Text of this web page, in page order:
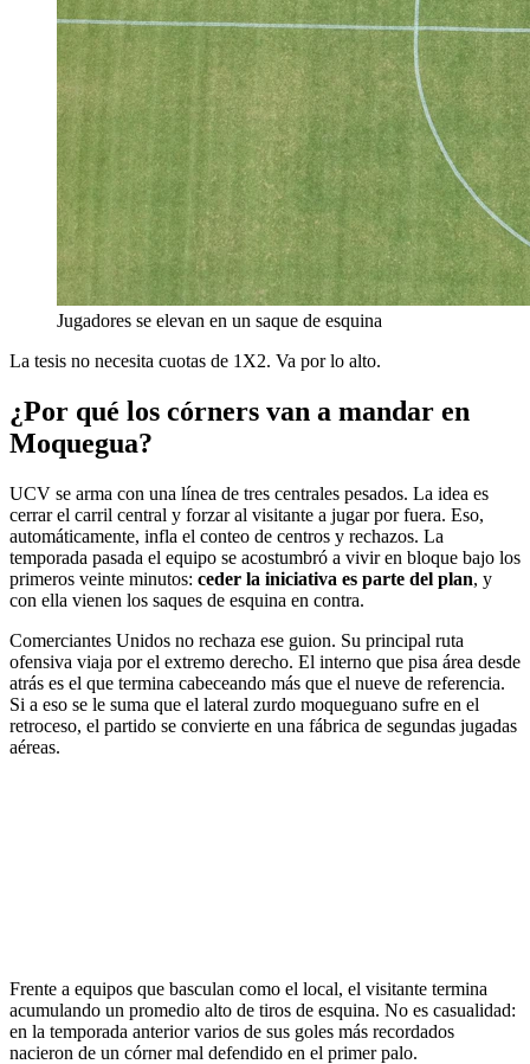
Jugadores se elevan en un saque de esquina
La tesis no necesita cuotas de 1X2. Va por lo alto.
¿Por qué los córners van a mandar en
Moquegua?
UCV se arma con una línea de tres centrales pesados. La idea es
cerrar el carril central y forzar al visitante a jugar por fuera. Eso,
automáticamente, infla el conteo de centros y rechazos. La
temporada pasada el equipo se acostumbró a vivir en bloque bajo los
primeros veinte minutos: ceder la iniciativa es parte del plan, y
con ella vienen los saques de esquina en contra.
Comerciantes Unidos no rechaza ese guion. Su principal ruta
ofensiva viaja por el extremo derecho. El interno que pisa área desde
atrás es el que termina cabeceando más que el nueve de referencia.
Si a eso se le suma que el lateral zurdo moqueguano sufre en el
retroceso, el partido se convierte en una fábrica de segundas jugadas
aéreas.
Frente a equipos que basculan como el local, el visitante termina
acumulando un promedio alto de tiros de esquina. No es casualidad:
en la temporada anterior varios de sus goles más recordados
nacieron de un córner mal defendido en el primer palo.